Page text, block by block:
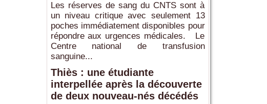
Les réserves de sang du CNTS sont à
un niveau critique avec seulement 13
poches immédiatement disponibles pour
répondre aux urgences médicales. Le
Centre national de transfusion
sanguine...
Thiès : une étudiante
interpellée après la découverte
de deux nouveau-nés décédés